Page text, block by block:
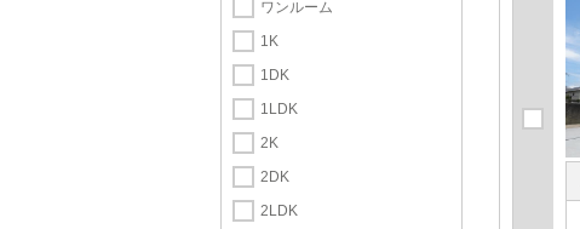
ワンルーム
1K
1DK
1LDK
2K
2DK
2LDK